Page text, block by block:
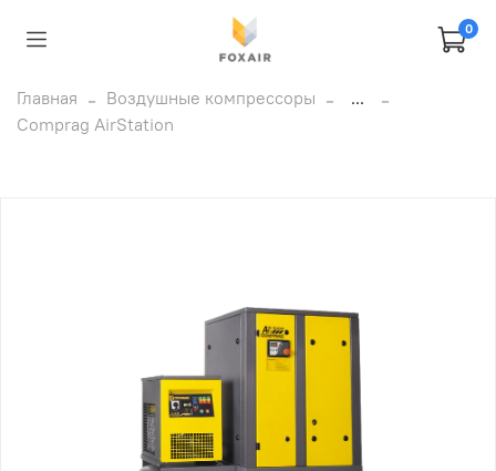
0
Главная Воздушные компрессоры
...
Comprag AirStation